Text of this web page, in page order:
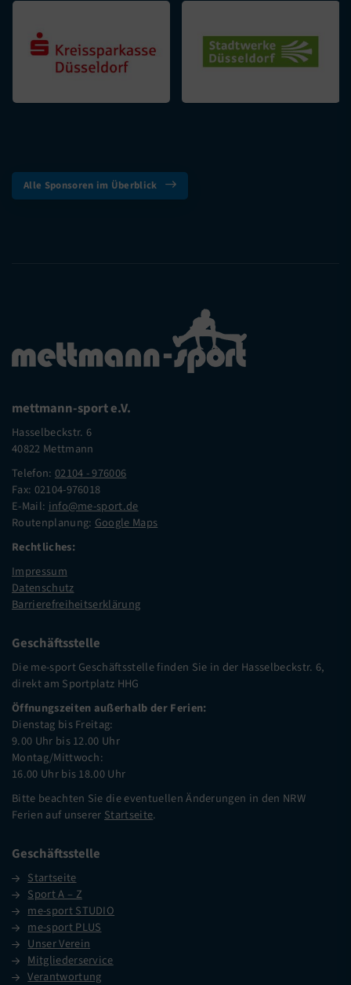
Alle Sponsoren im Überblick
mettmann-sport e.V.
Hasselbeckstr. 6
40822 Mettmann
Telefon: 02104 - 976006
Fax: 02104-976018
E-Mail: info@me-sport.de
Routenplanung: Google Maps
Rechtliches:
Impressum
Datenschutz
Barrierefreiheitserklärung
Geschäftsstelle
Die me-sport Geschäftsstelle finden Sie in der Hasselbeckstr. 6,
direkt am Sportplatz HHG
Öffnungszeiten außerhalb der Ferien:
Dienstag bis Freitag:
9.00 Uhr bis 12.00 Uhr
Montag/Mittwoch:
16.00 Uhr bis 18.00 Uhr
Bitte beachten Sie die eventuellen Änderungen in den NRW
Ferien auf unserer Startseite.
Geschäftsstelle
Startseite
Sport A – Z
me-sport STUDIO
me-sport PLUS
Unser Verein
Mitgliederservice
Verantwortung